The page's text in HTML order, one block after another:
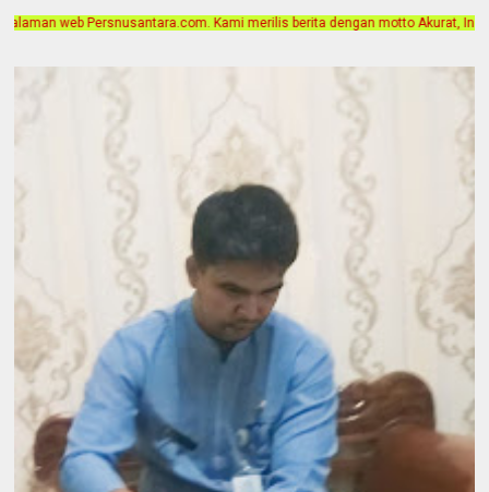
Kami merilis berita dengan motto Akurat, Independen, Terpercaya.